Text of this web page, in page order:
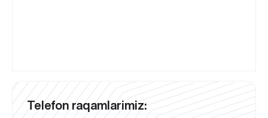
Telefon raqamlarimiz: